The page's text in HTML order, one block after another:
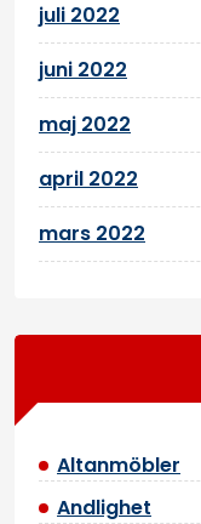
juli 2022
juni 2022
maj 2022
april 2022
mars 2022
Altanmöbler
Andlighet